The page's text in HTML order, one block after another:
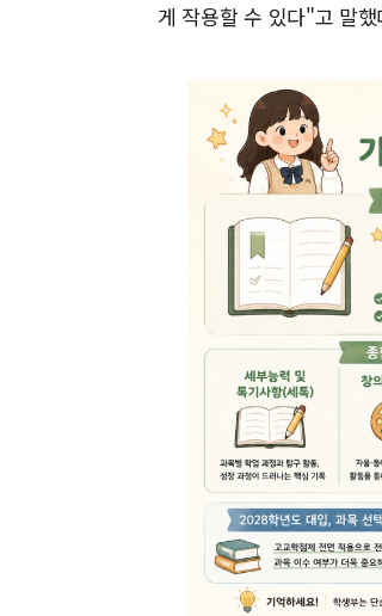
게 작용할 수 있다"고 말했